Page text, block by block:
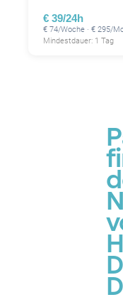
€ 39/24h
€ 74/Woche · € 295/
Mindestdauer: 1 Tag